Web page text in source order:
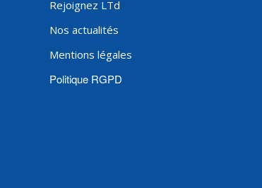
Rejoignez LTd
Nos actualités
Mentions légales
Politique RGPD